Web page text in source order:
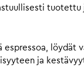
löydät
ja